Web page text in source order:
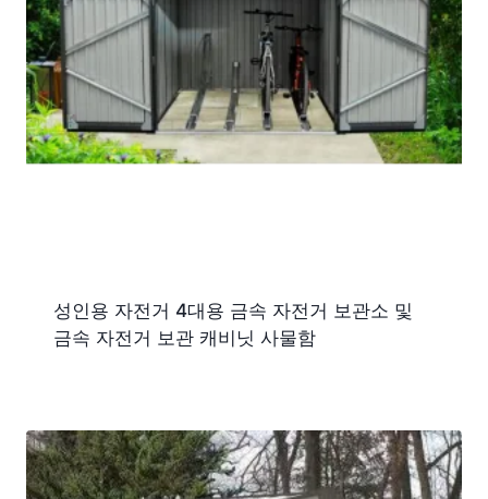
성인용 자전거 4대용 금속 자전거 보관소 및
금속 자전거 보관 캐비닛 사물함